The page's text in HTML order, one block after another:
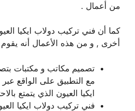
من أعمال .
كما أن فني تركيب دولاب ايكيا
أخرى , و من هذه الأعمال أنه
تصميم مكاتب و مكتبات
مع التطبيق على الواقع
ايكيا العيون الذي يتمتع
فني تركيب دولاب ايكيا